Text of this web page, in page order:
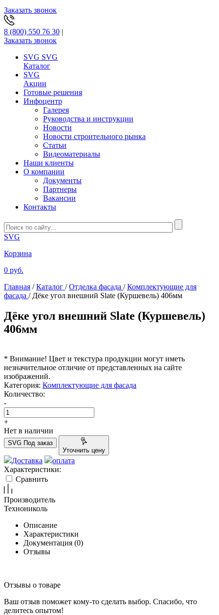
Заказать звонок
8 (800) 550 76 30 |
Заказать звонок
SVG SVG
Каталог
SVG
Акции
Готовые решения
Инфоцентр
Галерея
Руководства и инструкции
Новости
Новости строительного рынка
Статьи
Видеоматериалы
Наши клиенты
О компании
Документы
Партнеры
Вакансии
Контакты
SVG
Корзина
0 руб.
Главная / Каталог / Отделка фасада / Комплектующие для
фасада / Дёке угол внешний Slate (Куршевель) 406мм
Дёке угол внешний Slate (Куршевель)
406мм
* Внимание! Цвет и текстура продукции могут иметь
незначительное отличие от представленных на сайте
изображений.
Категория: Комплектующие для фасада
Количество:
-
+
Нет в наличии
SVG Под заказ
Уточнить цену
Доставка
оплата
Характеристики:
Сравнить
Производитель
Технониколь
Описание
Характеристики
Документация (0)
Отзывы
Отзывы о товаре
Ваш отзыв поможет кому-то сделать выбор. Спасибо, что
делитесь опытом!